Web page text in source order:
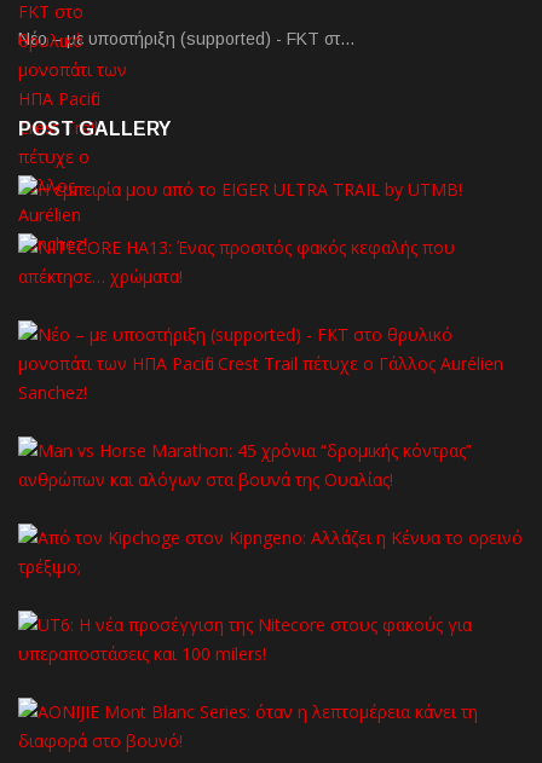
Νέο – με υποστήριξη (supported) - FKT στ…
POST GALLERY